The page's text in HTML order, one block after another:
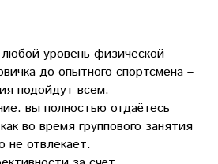
уровень физической
до опытного спортсмена –
подойдут всем.
вы полностью отдаётесь
во время группового занятия
не отвлекает.